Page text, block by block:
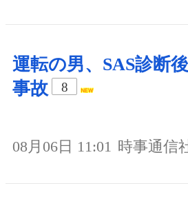
運転の男、SAS診断
事故
8
08月06日 11:01 時事通信